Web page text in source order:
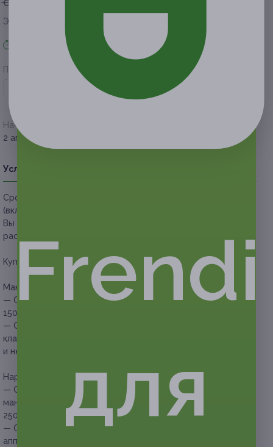
Экономия от 1 140 руб.
Акция завершена
Поделиться с друзьями
Начало действия
2 апреля 2021 г.
Условия
Срок действия купонов:
(включительно).
Вы можете предъявить купон в электронном или
распечатанном виде.
Купон действует на следующие виды услуг:
Маникюр:
— Скидка 76% на классический маникюр (360 руб. вместо
1500 руб.)
— Скидка 72% на маникюр на выбор (аппаратный или
классический), парафинотерапию, покрытие гель-лаком
и несложный дизайн (490 руб. вместо 1750 руб.)
Наращивание, коррекция ногтей:
— Скидка 65% на наращивание ногтей, аппаратный
маникюр и покрытие гель-лаком (875 руб. вместо
2500 руб.)
— Скидка 62% на коррекцию наращенных ногтей,
аппаратный маникюр и покрытие гель-лаком (684 руб.
Frendi
для